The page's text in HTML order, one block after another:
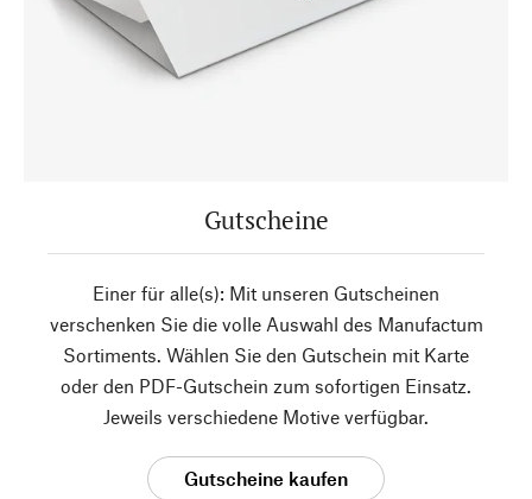
Gutscheine
Einer für alle(s): Mit unseren Gutscheinen
verschenken Sie die volle Auswahl des Manufactum
Sortiments. Wählen Sie den Gutschein mit Karte
oder den PDF-Gutschein zum sofortigen Einsatz.
Jeweils verschiedene Motive verfügbar.
Gutscheine kaufen